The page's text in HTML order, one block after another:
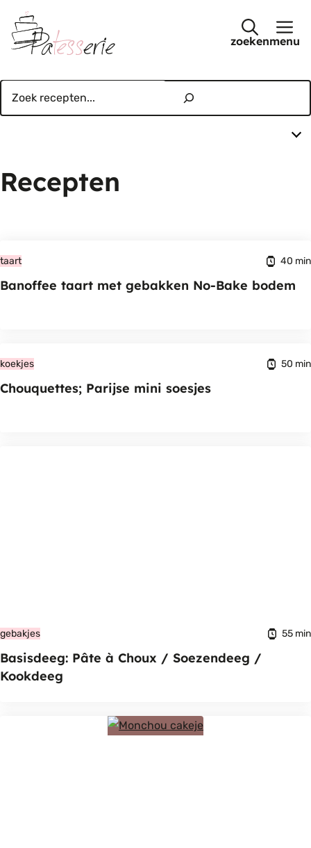
naar
de
menu
Recepten
taart 40 min
Banoffee taart met gebakken No-Bake bodem
koekjes 50 min
Chouquettes; Parijse mini soesjes
gebakjes 55 min
Basisdeeg: Pâte à Choux / Soezendeeg /
Kookdeeg